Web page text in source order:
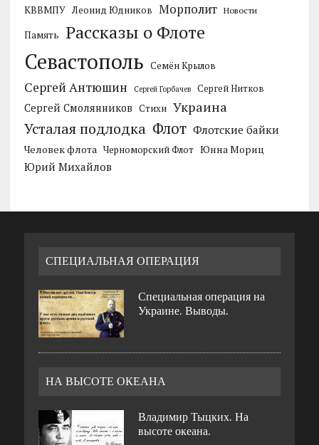
КВВМПУ Леонид Юдников Морполит Новости
Память Рассказы о Флоте
Севастополь Семён Крылов
Сергей Антюшин Сергей Горбачев Сергей Нитков
Сергей Смолянников Стихи Украина
Усталая подлодка Флот Флотские байки
Человек флота Черноморский Флот Юнна Мориц
Юрий Михайлов
СПЕЦИАЛЬНАЯ ОПЕРАЦИЯ
Специальная операция на
Украине. Выводы.
НА ВЫСОТЕ ОКЕАНА
Владимир Тыцких. На
высоте океана.